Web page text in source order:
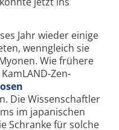
Jahr wieder einige
wenngleich sie
Wie frühere
Zen-
Die Wissenschaftler
im japanischen
Schranke für solche